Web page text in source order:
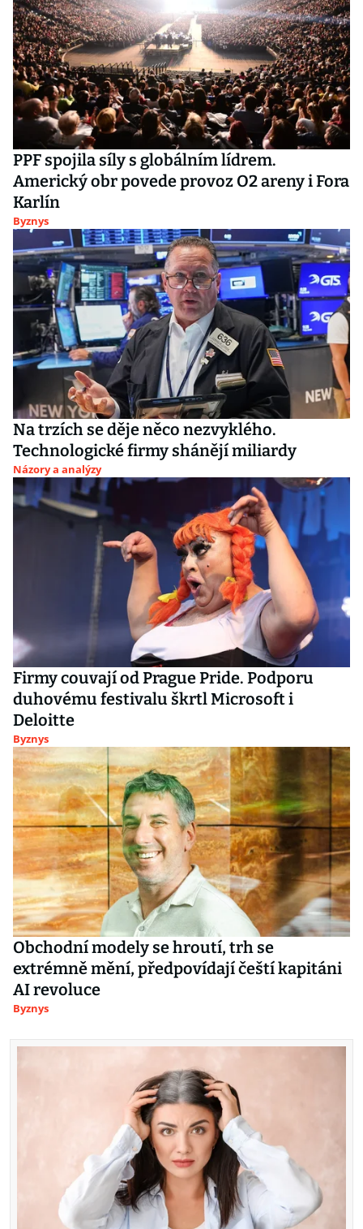
PPF spojila síly s globálním lídrem.
Americký obr povede provoz O2 areny i Fora
Karlín
Byznys
Na trzích se děje něco nezvyklého.
Technologické firmy shánějí miliardy
Názory a analýzy
Firmy couvají od Prague Pride. Podporu
duhovému festivalu škrtl Microsoft i
Deloitte
Byznys
Obchodní modely se hroutí, trh se
extrémně mění, předpovídají čeští kapitáni
AI revoluce
Byznys